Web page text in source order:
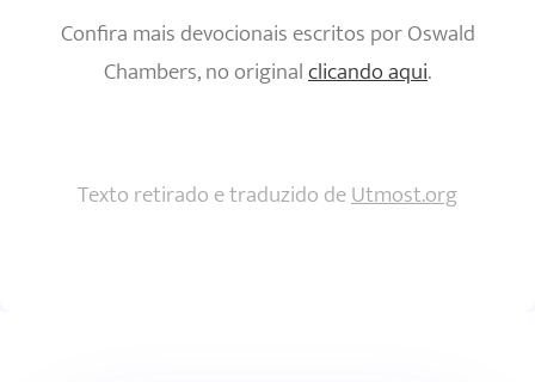
Confira mais devocionais escritos por Oswald
Chambers, no originalclicando aqui.
Texto retirado e traduzido deUtmost.org